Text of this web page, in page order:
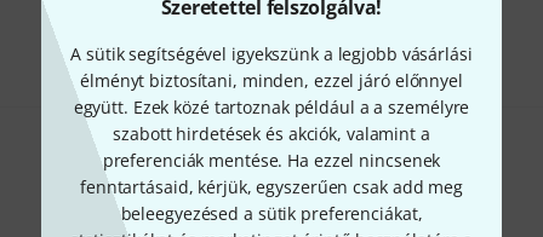
Szeretettel felszolgálva!
A sütik segítségével igyekszünk a legjobb vásárlási
élményt biztosítani, minden, ezzel járó előnnyel
együtt. Ezek közé tartoznak például a a személyre
szabott hirdetések és akciók, valamint a
preferenciák mentése. Ha ezzel nincsenek
fenntartásaid, kérjük, egyszerűen csak add meg
beleegyezésed a sütik preferenciákat,